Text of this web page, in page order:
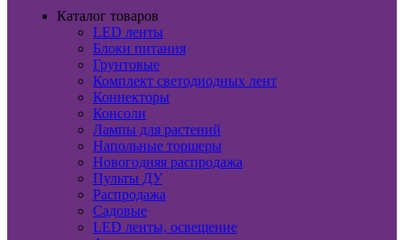
Каталог товаров
LED ленты
Блоки питания
Грунтовые
Комплект светодиодных лент
Коннекторы
Консоли
Лампы для растений
Напольные торшеры
Новогодняя распродажа
Пульты ДУ
Распродажа
Садовые
LED ленты, освещение